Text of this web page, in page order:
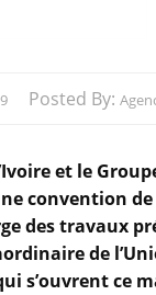
Posted By:
et le
convention
des travaux
de
s’ouvrent ce